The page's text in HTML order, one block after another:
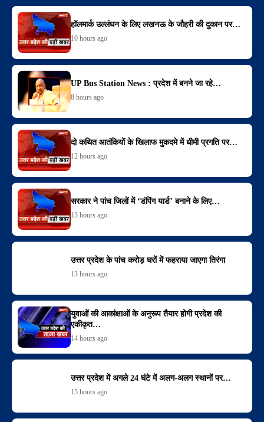
हॉलमार्क उल्लंघन के लिए लखनऊ के जौहरी की दुकान पर…
10 hours ago
UP Bus Station News : प्रदेश में बनने जा रहे…
8 hours ago
दो कथित आतंकियों के खिलाफ मुकदमे में धीमी प्रगति पर…
12 hours ago
सरकार ने पांच जिलों में ‘डंपिंग यार्ड’ बनाने के लिए…
13 hours ago
उत्तर प्रदेश के पांच करोड़ घरों में फहराया जाएगा तिरंगा
13 hours ago
युवाओं की आकांक्षाओं के अनुरूप तैयार होगी प्रदेश की
एकीकृत…
14 hours ago
उत्तर प्रदेश में अगले 24 घंटे में अलग-अलग स्थानों पर…
15 hours ago